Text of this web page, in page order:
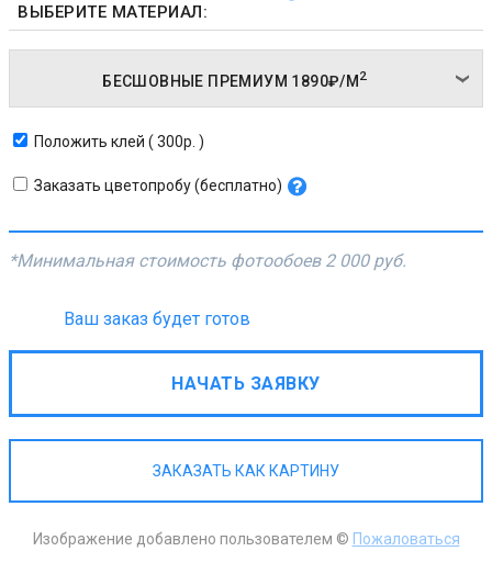
ВЫБЕРИТЕ МАТЕРИАЛ:
БЕСШОВНЫЕ ПРЕМИУМ 1890₽/М 2
Положить клей ( 300р. )
Заказать цветопробу (бесплатно)
*Минимальная стоимость фотообоев 2 000 руб.
Ваш заказ будет готов
НАЧАТЬ ЗАЯВКУ
ЗАКАЗАТЬ КАК КАРТИНУ
Изображение добавлено пользователем © Пожаловаться